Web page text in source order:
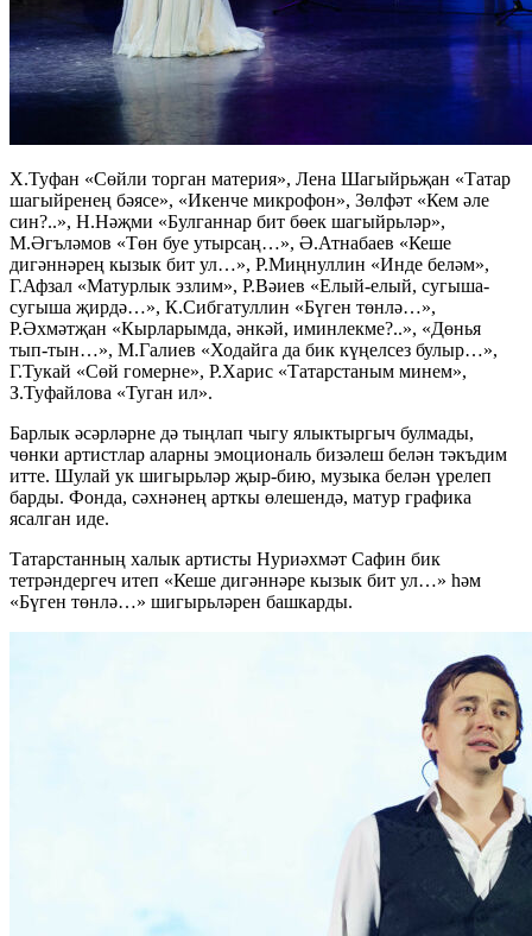
Х.Туфан «Сөйли торган материя», Лена Шагыйрьҗан «Татар
шагыйренең бәясе», «Икенче микрофон», Зөлфәт «Кем әле
син?..», Н.Нәҗми «Булганнар бит бөек шагыйрьләр»,
М.Әгъләмов «Төн буе утырсаң…», Ә.Атнабаев «Кеше
дигәннәрең кызык бит ул…», Р.Миңнуллин «Инде беләм»,
Г.Афзал «Матурлык эзлим», Р.Вәиев «Елый-елый, сугыша-
сугыша җирдә…», К.Сибгатуллин «Бүген төнлә…»,
Р.Әхмәтҗан «Кырларымда, әнкәй, иминлекме?..», «Дөнья
тып-тын…», М.Галиев «Ходайга да бик күңелсез булыр…»,
Г.Тукай «Сөй гомерне», Р.Харис «Татарстаным минем»,
З.Туфайлова «Туган ил».
Барлык әсәрләрне дә тыңлап чыгу ялыктыргыч булмады,
чөнки артистлар аларны эмоциональ бизәлеш белән тәкъдим
итте. Шулай ук шигырьләр җыр-бию, музыка белән үрелеп
барды. Фонда, сәхнәнең арткы өлешендә, матур графика
ясалган иде.
Татарстанның халык артисты Нуриәхмәт Сафин бик
тетрәндергеч итеп «Кеше дигәннәре кызык бит ул…» һәм
«Бүген төнлә…» шигырьләрен башкарды.